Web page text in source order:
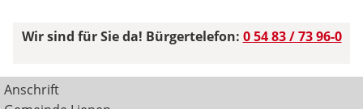
Wir sind für Sie da! Bürgertelefon: 0 54 83 / 73 96-0
Anschrift